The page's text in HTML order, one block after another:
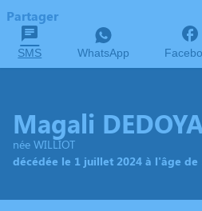
Partager
SMS WhatsApp
Magali
née WILLIOT
décédée le 1 juillet 2024 à l'âge de